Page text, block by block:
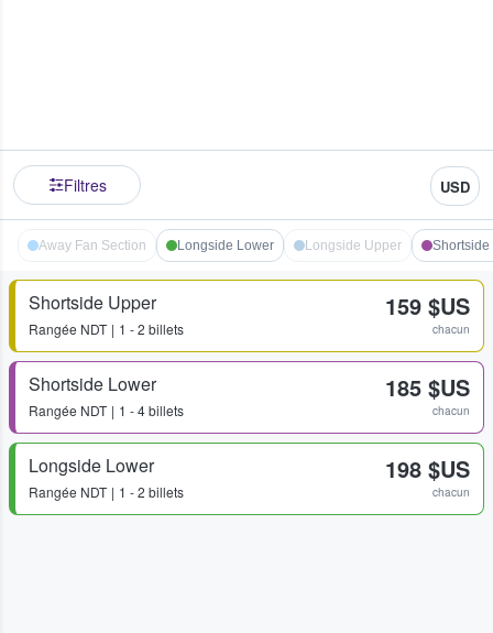
Filtres USD
Away Fan Section Longside Lower Longside Upper Shortside
Shortside Upper
Rangée NDT 1 - 2 billets
159 $US
chacun
Shortside Lower
Rangée NDT 1 - 4 billets
185 $US
chacun
Longside Lower
Rangée NDT 1 - 2 billets
198 $US
chacun